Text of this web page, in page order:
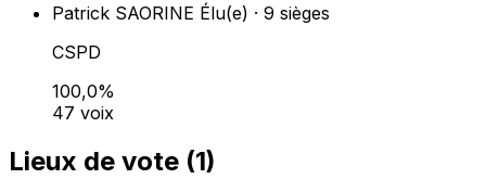
Patrick SAORINE Élu(e) · 9 sièges
CSPD
100,0%
47 voix
Lieux de vote (1)